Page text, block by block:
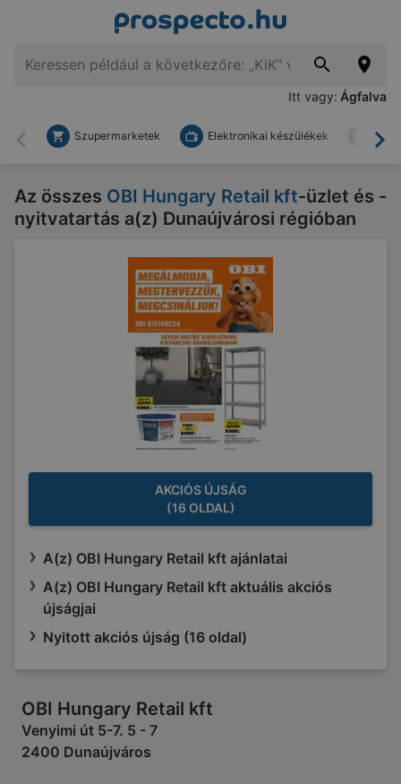
Itt vagy: Ágfalva
Vissza
Szupermarketek Elektronikai készülékek
Az összes OBI Hungary Retail kft-üzlet és -
nyitvatartás a(z) Dunaújvárosi régióban
AKCIÓS ÚJSÁG
(16 OLDAL)
A(z) OBI Hungary Retail kft ajánlatai
A(z) OBI Hungary Retail kft aktuális akciós
újságjai
Nyitott akciós újság (16 oldal)
OBI Hungary Retail kft
Venyimi út 5-7. 5 - 7
2400 Dunaújváros